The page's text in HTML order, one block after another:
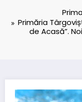
Primăria
de Acasă”.